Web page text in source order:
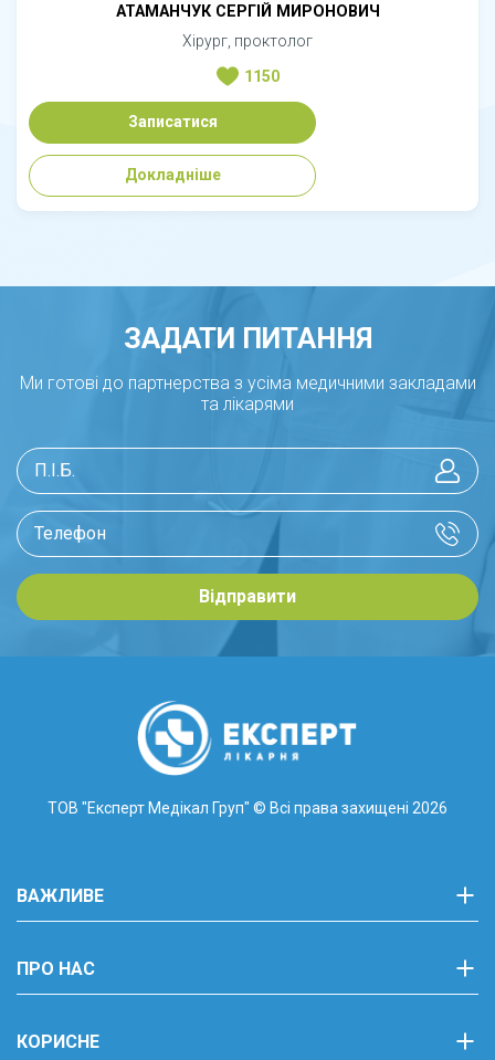
АТАМАНЧУК СЕРГІЙ МИРОНОВИЧ
Хірург, проктолог
1150
Записатися
Докладніше
ЗАДАТИ ПИТАННЯ
Ми готові до партнерства з усіма медичними закладами
та лікарями
Відправити
ТОВ "Експерт Медікал Груп" © Всі права захищені 2026
ВАЖЛИВЕ
ПРО НАС
КОРИСНЕ